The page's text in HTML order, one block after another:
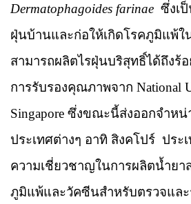
Dermatophagoides farinae ซึ่งเ
ฝุ่นบ้านและก่อให้เกิดโรคภูมิแพ้ใ
สามารถผลิตไรฝุ่นบริสุทธิ์ได้ถึงร้อ
การรับรองคุณภาพจาก National
Singapore ซึ่งขณะนี้ส่งออกจำหน่
ประเทศต่างๆ อาทิ สิงคโปร์ ประ
ความเชี่ยวชาญในการผลิตน้ำยา
ภูมิแพ้และวัคซีนสำหรับตรวจแล